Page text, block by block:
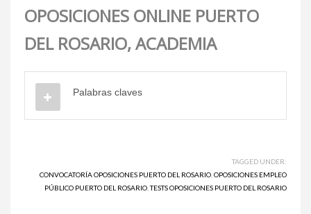
OPOSICIONES ONLINE PUERTO
DEL ROSARIO, ACADEMIA
Palabras claves
TAGGED UNDER:
CONVOCATORÍA OPOSICIONES PUERTO DEL ROSARIO OPOSICIONES EMPLEO
PÚBLICO PUERTO DEL ROSARIO ,TESTS OPOSICIONES PUERTO DEL ROSARIO